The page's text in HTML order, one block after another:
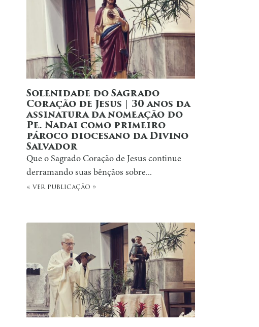
Solenidade do Sagrado
Coração de Jesus | 30 anos da
assinatura da nomeação do
Pe. Nadai como primeiro
pároco diocesano da Divino
Salvador
Que o Sagrado Coração de Jesus continue
derramando suas bênçãos sobre...
« ver publicação »